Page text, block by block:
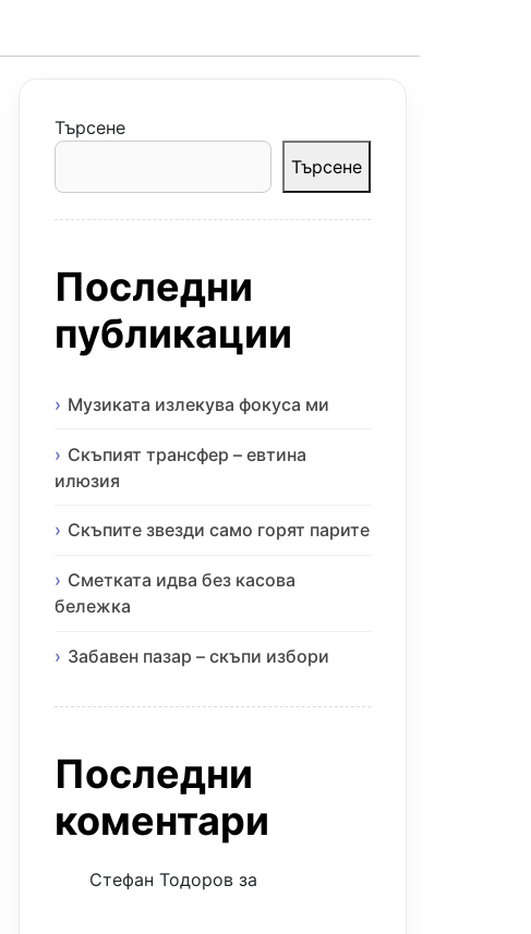
Търсене
Търсене
Последни
публикации
Музиката излекува фокуса ми
Скъпият трансфер – евтина
илюзия
Скъпите звезди само горят парите
Сметката идва без касова
бележка
Забавен пазар – скъпи избори
Последни
коментари
Стефан Тодоров за